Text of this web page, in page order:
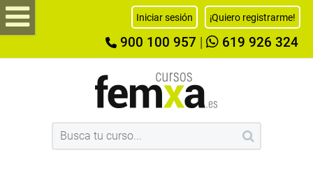
Iniciar sesión ¡Quiero registrarme!
900 100 957 619 926 324